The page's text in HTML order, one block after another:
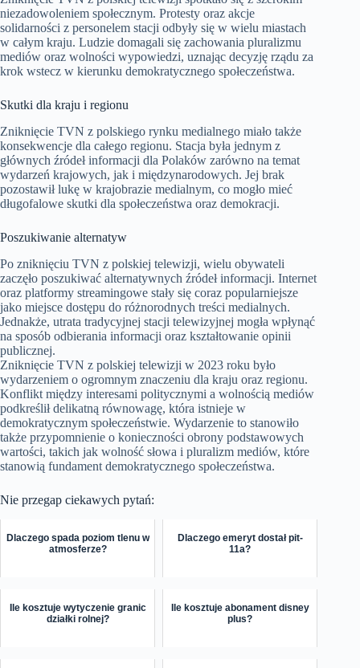
niezadowoleniem społecznym. Protesty oraz akcje
solidarności z personelem stacji odbyły się w wielu miastach
w całym kraju. Ludzie domagali się zachowania pluralizmu
mediów oraz wolności wypowiedzi, uznając decyzję rządu za
krok wstecz w kierunku demokratycznego społeczeństwa.
Skutki dla kraju i regionu
Zniknięcie TVN z polskiego rynku medialnego miało także
konsekwencje dla całego regionu. Stacja była jednym z
głównych źródeł informacji dla Polaków zarówno na temat
wydarzeń krajowych, jak i międzynarodowych. Jej brak
pozostawił lukę w krajobrazie medialnym, co mogło mieć
długofalowe skutki dla społeczeństwa oraz demokracji.
Poszukiwanie alternatyw
Po zniknięciu TVN z polskiej telewizji, wielu obywateli
zaczęło poszukiwać alternatywnych źródeł informacji. Internet
oraz platformy streamingowe stały się coraz popularniejsze
jako miejsce dostępu do różnorodnych treści medialnych.
Jednakże, utrata tradycyjnej stacji telewizyjnej mogła wpłynąć
na sposób odbierania informacji oraz kształtowanie opinii
publicznej.
Zniknięcie TVN z polskiej telewizji w 2023 roku było
wydarzeniem o ogromnym znaczeniu dla kraju oraz regionu.
Konflikt między interesami politycznymi a wolnością mediów
podkreślił delikatną równowagę, która istnieje w
demokratycznym społeczeństwie. Wydarzenie to stanowiło
także przypomnienie o konieczności obrony podstawowych
wartości, takich jak wolność słowa i pluralizm mediów, które
stanowią fundament demokratycznego społeczeństwa.
Nie przegap ciekawych pytań:
Dlaczego spada poziom tlenu w
atmosferze?
Dlaczego emeryt dostał pit-
11a?
Ile kosztuje wytyczenie granic
działki rolnej?
Ile kosztuje abonament disney
plus?